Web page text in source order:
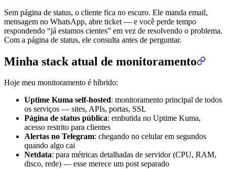
Sem página de status, o cliente fica no escuro. Ele manda email,
mensagem no WhatsApp, abre ticket — e você perde tempo
respondendo “já estamos cientes” em vez de resolvendo o problema.
Com a página de status, ele consulta antes de perguntar.
Minha stack atual de monitoramento
Hoje meu monitoramento é híbrido:
Uptime Kuma self-hosted: monitoramento principal de todos
os serviços — sites, APIs, portas, SSL
Página de status pública: embutida no Uptime Kuma,
acesso restrito para clientes
Alertas no Telegram: chegando no celular em segundos
quando algo cai
Netdata: para métricas detalhadas de servidor (CPU, RAM,
disco, rede) — esse merece um post separado